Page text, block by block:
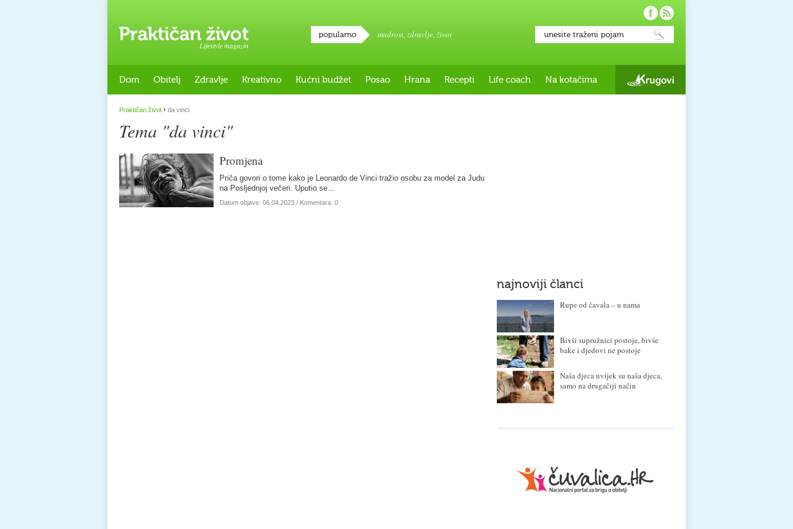
Lifestyle magazin
popularno mudrost, zdravlje, život
Dom Obitelj Zdravlje Kreativno Kućni budžet Posao Hrana Recepti Life coach Na kotačima
Praktičan život › da vinci
Tema "da vinci"
Promjena
Priča govori o tome kako je Leonardo de Vinci tražio osobu za model za Judu
na Posljednjoj večeri. Uputio se…
Datum objave: 06.04.2023 / Komentara: 0
najnoviji članci
Rupe od čavala – u nama
Bivši supružnici postoje, bivše
bake i djedovi ne postoje
Naša djeca uvijek su naša djeca,
samo na drugačiji način